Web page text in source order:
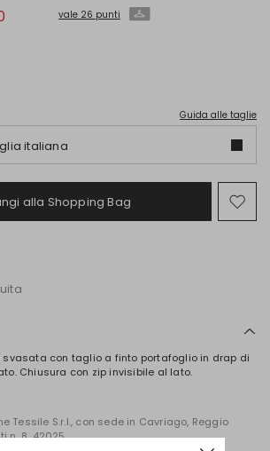
vale 26 punti
Guida alle taglie
italiana
alla Shopping Bag
con taglio a finto portafoglio in drap di
Chiusura con zip invisibile al lato.
Tessile S.r.l., con sede in Cavriago, Reggio
n. 8, 42025